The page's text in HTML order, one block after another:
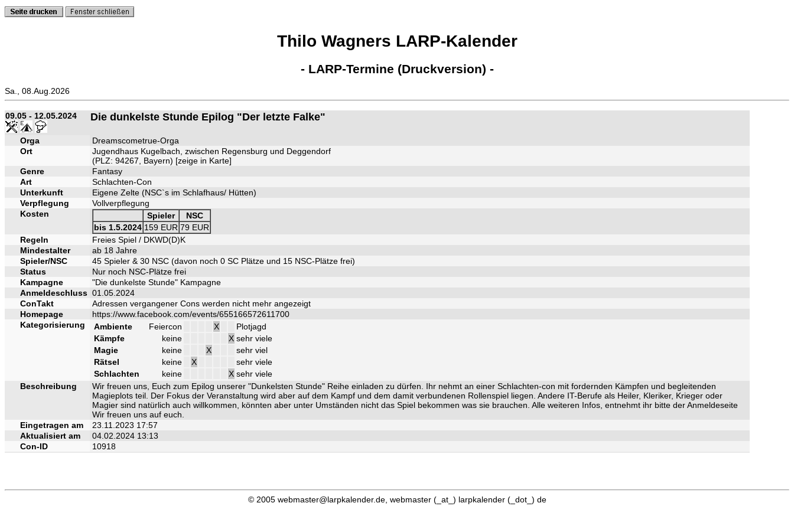
Thilo Wagners LARP-Kalender
- LARP-Termine (Druckversion) -
Sa., 08.Aug.2026
09.05 - 12.05.2024 Die dunkelste Stunde Epilog "Der letzte Falke"
Orga
Dreamscometrue-Orga
Ort
Jugendhaus Kugelbach, zwischen Regensburg und Deggendorf
(PLZ: 94267, Bayern) [zeige in Karte]
Genre
Fantasy
Art
Schlachten-Con
Unterkunft
Eigene Zelte (NSC`s im Schlafhaus/ Hütten)
Verpflegung
Vollverpflegung
Kosten
Spieler
NSC
bis 1.5.2024 159 EUR 79 EUR
Regeln
Freies Spiel / DKWD(D)K
Mindestalter
ab 18 Jahre
Spieler/NSC
45 Spieler & 30 NSC (davon noch 0 SC Plätze und 15 NSC-Plätze frei)
Status
Nur noch NSC-Plätze frei
Kampagne
"Die dunkelste Stunde" Kampagne
Anmeldeschluss 01.05.2024
ConTakt
Adressen vergangener Cons werden nicht mehr angezeigt
Homepage
https://www.facebook.com/events/655166572611700
Kategorisierung
Ambiente Feiercon X
Plotjagd
Kämpfe
keine X sehr viele
Magie
keine X
sehr viel
Rätsel
keine X
sehr viele
Schlachten
keine X sehr viele
Beschreibung
Wir freuen uns, Euch zum Epilog unserer "Dunkelsten Stunde" Reihe einladen zu dürfen. Ihr nehmt an einer Schlachten-con mit fordernden Kämpfen und begleitenden
Magieplots teil. Der Fokus der Veranstaltung wird aber auf dem Kampf und dem damit verbundenen Rollenspiel liegen. Andere IT-Berufe als Heiler, Kleriker, Krieger oder
Magier sind natürlich auch willkommen, könnten aber unter Umständen nicht das Spiel bekommen was sie brauchen. Alle weiteren Infos, entnehmt ihr bitte der Anmeldeseite
Wir freuen uns auf euch.
Eingetragen am
23.11.2023 17:57
Aktualisiert am
04.02.2024 13:13
Con-ID
10918
© 2005 webmaster@larpkalender.de, webmaster (_at_) larpkalender (_dot_) de